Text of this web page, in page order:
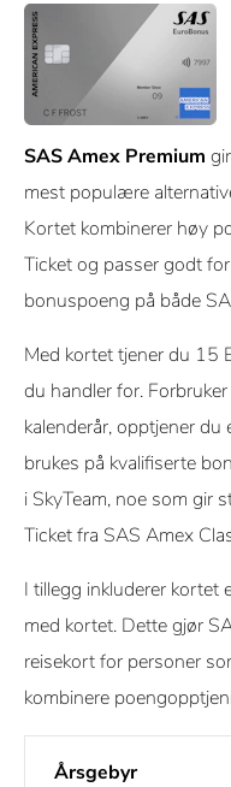
SAS Amex Premium
mest populære
Kortet kombinerer høy
Ticket og passer godt
bonuspoeng på både
Med kortet tjener du 15
du handler for.
kalenderår, opptjener
brukes på kvalifiserte
i SkyTeam, noe som gir
Ticket fra SAS Amex
I tillegg inkluderer kortet
med kortet. Dette gjør
reisekort for personer
kombinere
Årsgebyr